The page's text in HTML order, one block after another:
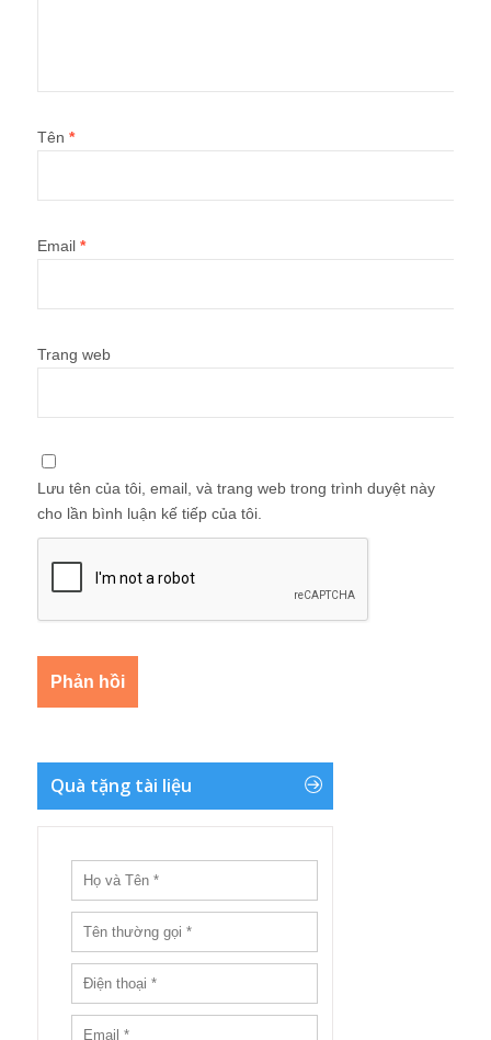
Tên *
Email *
Trang web
Lưu tên của tôi, email, và trang web trong trình duyệt này
cho lần bình luận kế tiếp của tôi.
Quà tặng tài liệu